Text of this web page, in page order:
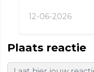
12-06-2026
Plaats reactie